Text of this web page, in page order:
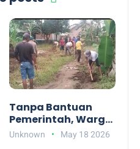
Tanpa Bantuan
Pemerintah, Warga
Patungan Buka
Akses Jalan Baru
Unknown May 18 2026